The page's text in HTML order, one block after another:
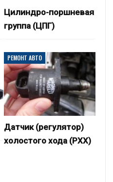
Цилиндро-поршневая
группа (ЦПГ)
РЕМОНТ АВТО
Датчик (регулятор)
холостого хода (РХХ)